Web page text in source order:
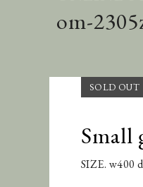
om-
Small
SIZE. w400